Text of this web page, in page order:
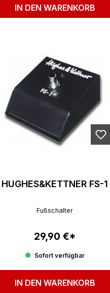
IN DEN WARENKORB
HUGHES&KETTNER FS-1
Fußschalter
Regulärer Preis:
29,90 €*
Sofort verfügbar
IN DEN WARENKORB